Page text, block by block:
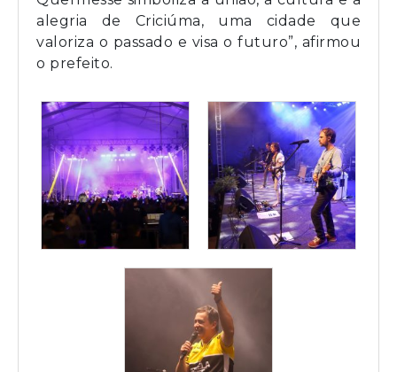
alegria de Criciúma, uma cidade que
valoriza o passado e visa o futuro”, afirmou
o prefeito.